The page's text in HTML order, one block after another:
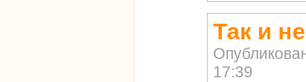
Так и
17:39